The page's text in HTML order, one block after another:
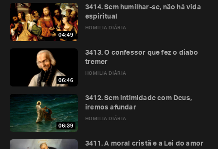
04:49
HOMILIA DIÁRIA
3414. Sem humilhar-se, não há vida
espiritual
06:46
HOMILIA DIÁRIA
3413. O confessor que fez o diabo
tremer
06:39
HOMILIA DIÁRIA
3412. Sem intimidade com Deus,
iremos afundar
3411. A moral cristã e a Lei do amor